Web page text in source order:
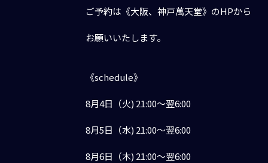
ご予約は《大阪、神戸萬天堂》のHPから
お願いいたします。
《schedule》
8月4日（火) 21:00〜翌6:00
8月5日（水) 21:00〜翌6:00
8月6日（木) 21:00〜翌6:00